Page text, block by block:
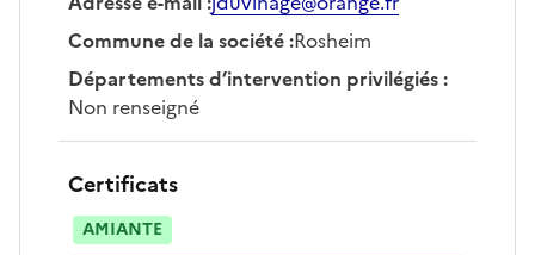
Commune de la société:Rosheim
Départements d’intervention privilégiés:
Non renseigné
Certificats
AMIANTE